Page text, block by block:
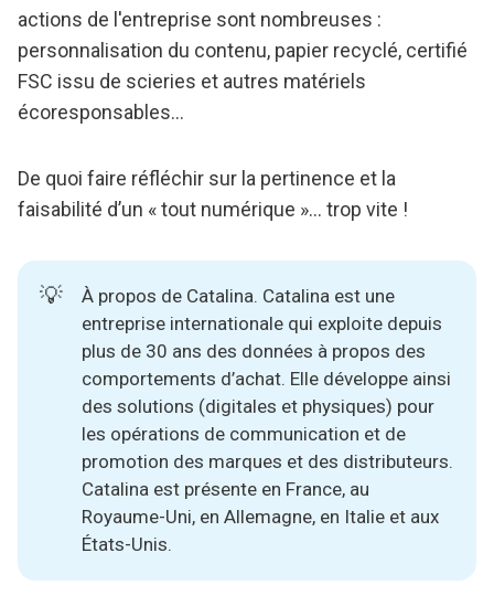
actions de l'entreprise sont nombreuses :
personnalisation du contenu, papier recyclé, certifié
FSC issu de scieries et autres matériels
écoresponsables…
De quoi faire réfléchir sur la pertinence et la
faisabilité d’un « tout numérique »... trop vite !
💡
À propos de Catalina. Catalina est une
entreprise internationale qui exploite depuis
plus de 30 ans des données à propos des
comportements d’achat. Elle développe ainsi
des solutions (digitales et physiques) pour
les opérations de communication et de
promotion des marques et des distributeurs.
Catalina est présente en France, au
Royaume-Uni, en Allemagne, en Italie et aux
États-Unis.